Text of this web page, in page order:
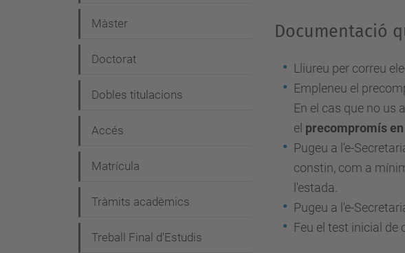
Documentació
Lliureu per correu
Empleneu el
En el cas que no us
el precompromís
Pugeu a l'e-
constin, com a
l'estada.
Pugeu a l'e-
Feu el test inicial de
a
v
g
a
i
ó
Màster
Doctorat
Dobles titulacions
Accés
Matrícula
Tràmits acadèmics
Treball Final d'Estudis